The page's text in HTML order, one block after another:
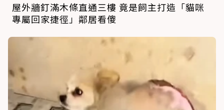
屋外牆釘滿木條直通三樓 竟是飼主打造「貓咪
專屬回家捷徑」鄰居看傻